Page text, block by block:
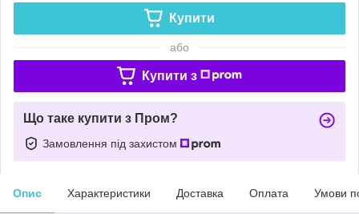
Купити
або
Купити з
Що таке купити з Пром?
Замовлення під захистом
Опис Характеристики Доставка Оплата Умови